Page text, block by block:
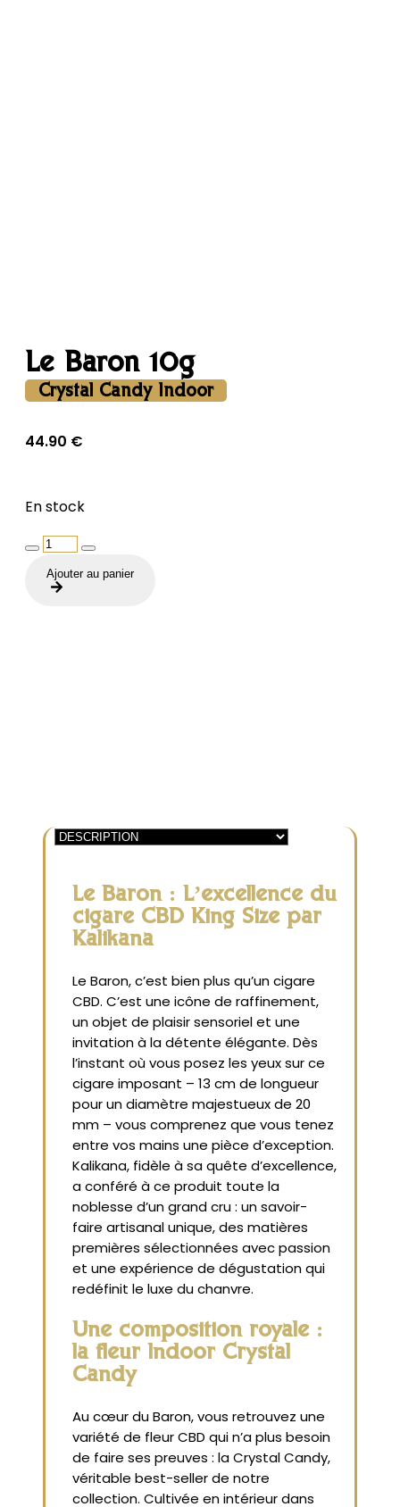
Le Baron 10g
Crystal Candy Indoor
44.90 €
En stock
quantité
Ajouter au panier
Le Baron : L’excellence du
cigare CBD King Size par
Kalikana
Le Baron, c’est bien plus qu’un cigare
CBD. C’est une icône de raffinement,
un objet de plaisir sensoriel et une
invitation à la détente élégante. Dès
l’instant où vous posez les yeux sur ce
cigare imposant – 13 cm de longueur
pour un diamètre majestueux de 20
mm – vous comprenez que vous tenez
entre vos mains une pièce d’exception.
Kalikana, fidèle à sa quête d’excellence,
a conféré à ce produit toute la
noblesse d’un grand cru : un savoir-
faire artisanal unique, des matières
premières sélectionnées avec passion
et une expérience de dégustation qui
redéfinit le luxe du chanvre.
Une composition royale :
la fleur Indoor Crystal
Candy
Au cœur du Baron, vous retrouvez une
variété de fleur CBD qui n’a plus besoin
de faire ses preuves : la Crystal Candy,
véritable best-seller de notre
collection. Cultivée en intérieur dans